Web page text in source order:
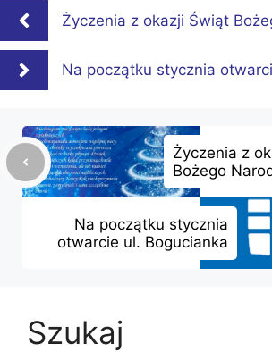
Życzenia z okazji Świąt
Na początku stycznia
Życzenia z
Bożego
Na początku stycznia
otwarcie ul. Bogucianka
Szukaj